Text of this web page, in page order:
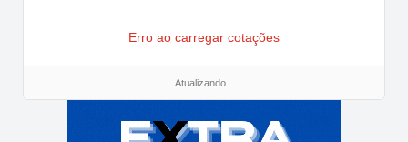
Erro ao carregar cotações
Atualizando...